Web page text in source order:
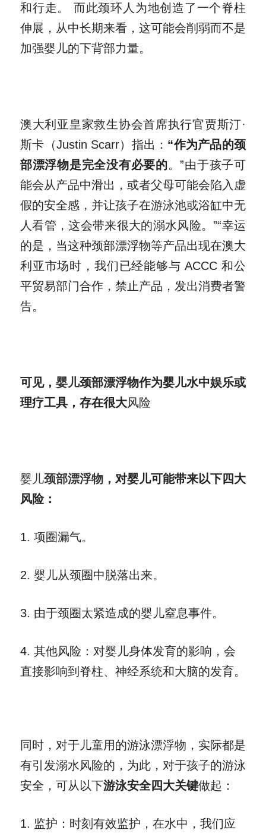
和行走。 而此颈环人为地创造了一个脊柱
伸展，从中长期来看，这可能会削弱而不是
加强婴儿的下背部力量。
澳大利亚皇家救生协会首席执行官贾斯汀·
斯卡（Justin Scarr）指出： “作为产品的颈
部漂浮物是完全没有必要的。”由于孩子可
能会从产品中滑出，或者父母可能会陷入虚
假的安全感，并让孩子在游泳池或浴缸中无
人看管，这会带来很大的溺水风险。”“幸运
的是，当这种颈部漂浮物等产品出现在澳大
利亚市场时，我们已经能够与 ACCC 和公
平贸易部门合作，禁止产品，发出消费者警
告。
可见， 婴儿颈部漂浮物作为婴儿水中娱乐或
理疗工具，存在很大风险
婴儿颈部漂浮物 ，对婴儿可能带来以下四大
风险：
1. 项圈漏气。
2. 婴儿从颈圈中脱落出来。
3. 由于颈圈太紧造成的婴儿窒息事件。
4. 其他风险：对婴儿身体发育的影响，会
直接影响到脊柱、神经系统和大脑的发育。
同时，对于儿童用的游泳漂浮物，实际都是
有引发溺水风险的，为此，对于孩子的游泳
安全，可从以下游泳安全四大关键做起：
1. 监护：时刻有效监护，在水中，我们应